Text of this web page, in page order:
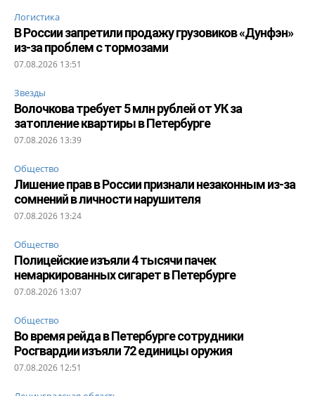
Логистика
В России запретили продажу грузовиков «Дунфэн»
из-за проблем с тормозами
07.08.2026 13:51
Звезды
Волочкова требует 5 млн рублей от УК за
затопление квартиры в Петербурге
07.08.2026 13:39
Общество
Лишение прав в России признали незаконным из-за
сомнений в личности нарушителя
07.08.2026 13:24
Общество
Полицейские изъяли 4 тысячи пачек
немаркированных сигарет в Петербурге
07.08.2026 13:07
Общество
Во время рейда в Петербурге сотрудники
Росгвардии изъяли 72 единицы оружия
07.08.2026 12:51